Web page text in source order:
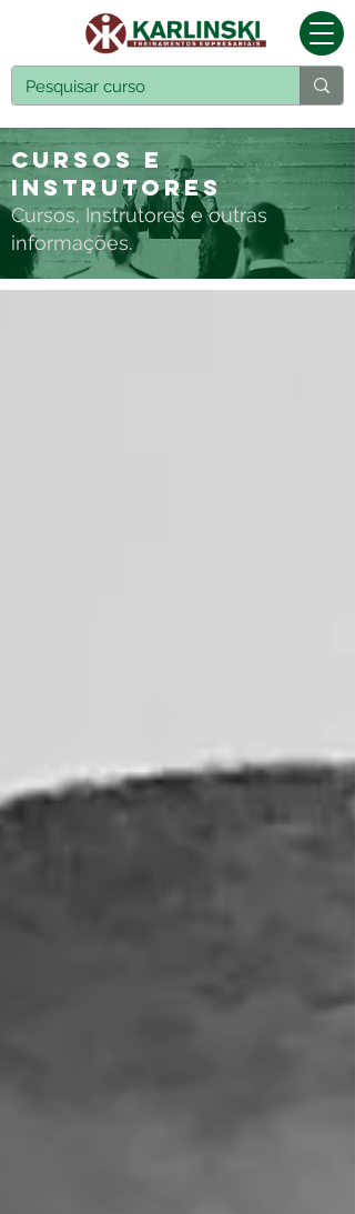
Cursos e
Instrutores
Cursos, Instrutores e outras
informações.